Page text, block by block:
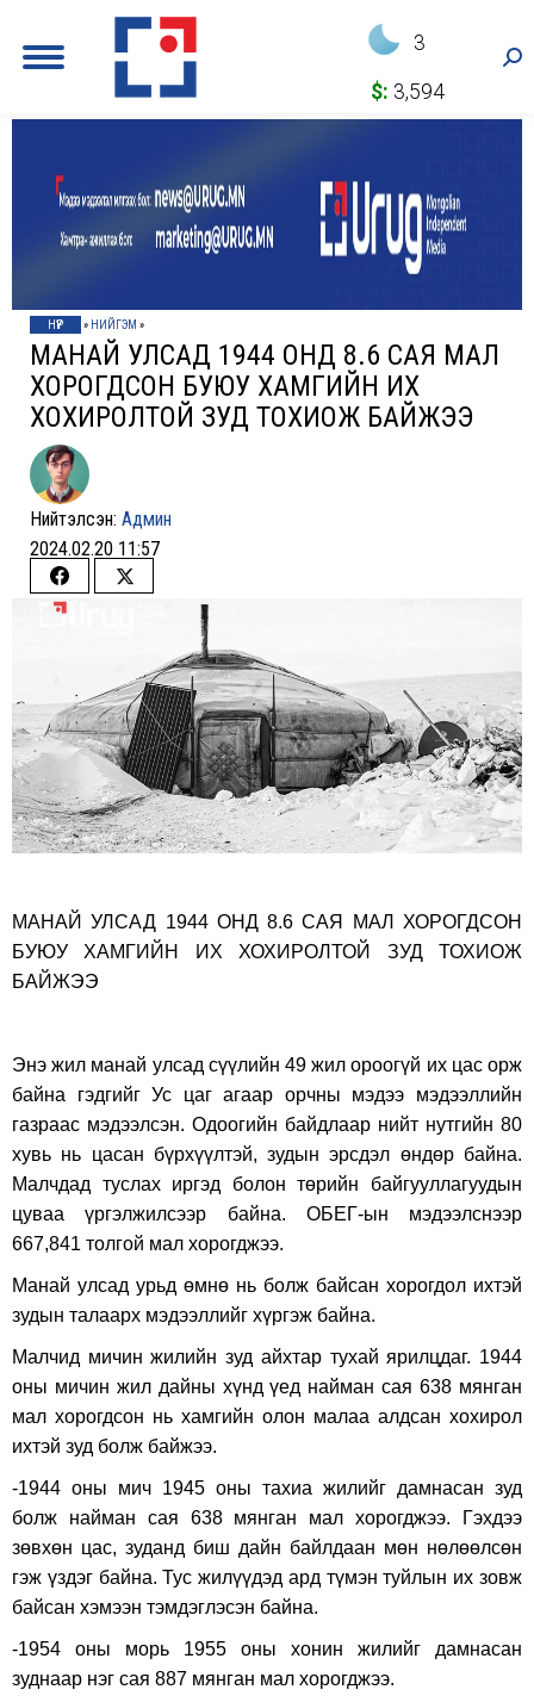
3
$: 3,594
НҮҮР » НИЙГЭМ »
МАНАЙ УЛСАД 1944 ОНД 8.6 САЯ МАЛ
ХОРОГДСОН БУЮУ ХАМГИЙН ИХ
ХОХИРОЛТОЙ ЗУД ТОХИОЖ БАЙЖЭЭ
Нийтэлсэн: Админ
2024.02.20 11:57
Share
Share
Twitter
МАНАЙ УЛСАД 1944 ОНД 8.6 САЯ МАЛ ХОРОГДСОН
БУЮУ ХАМГИЙН ИХ ХОХИРОЛТОЙ ЗУД ТОХИОЖ
БАЙЖЭЭ
Энэ жил манай улсад сүүлийн 49 жил ороогүй их цас орж
байна гэдгийг Ус цаг агаар орчны мэдээ мэдээллийн
газраас мэдээлсэн. Одоогийн байдлаар нийт нутгийн 80
хувь нь цасан бүрхүүлтэй, зудын эрсдэл өндөр байна.
Малчдад туслах иргэд болон төрийн байгууллагуудын
цуваа үргэлжилсээр байна. ОБЕГ-ын мэдээлснээр
667,841 толгой мал хорогджээ.
Манай улсад урьд өмнө нь болж байсан хорогдол ихтэй
зудын талаарх мэдээллийг хүргэж байна.
Малчид мичин жилийн зуд айхтар тухай ярилцдаг. 1944
оны мичин жил дайны xүнд үед найман сая 638 мянган
мал хорогдсон нь хамгийн олон малаа алдсан хохирол
ихтэй зуд болж байжээ.
-1944 оны мич 1945 оны тахиа жилийг дамнасан зуд
болж найман сая 638 мянган мал хорогджээ. Гэхдээ
зөвхөн цас, зуданд биш дайн байлдаан мөн нөлөөлсөн
гэж үздэг байна. Тус жилүүдэд ард түмэн туйлын их зовж
байсан хэмээн тэмдэглэсэн байна.
-1954 оны морь 1955 оны хонин жилийг дамнасан
зуднаар нэг сая 887 мянган мал хорогджээ.